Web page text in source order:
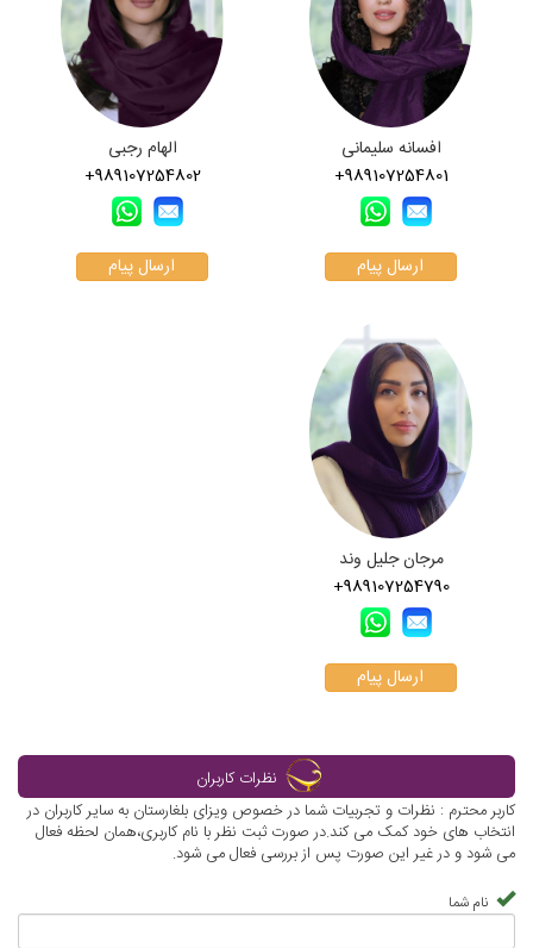
افسانه سلیمانی
+989107254801
ارسال پیام
الهام رجبی
+989107254802
ارسال پیام
مرجان جلیل وند
+989107254790
ارسال پیام
نظرات کاربران
کاربر محترم : نظرات و تجربیات شما در خصوص ویزای بلغارستان به سایر کاربران در
انتخاب های خود کمک می کند.در صورت ثبت نظر با نام کاربری،همان لحظه فعال
می شود و در غیر این صورت پس از بررسی فعال می شود.
نام شما